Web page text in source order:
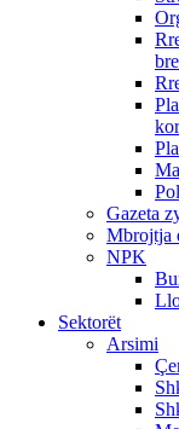
Gazeta
Mbrojtja
NPK
Sektorët
Arsimi